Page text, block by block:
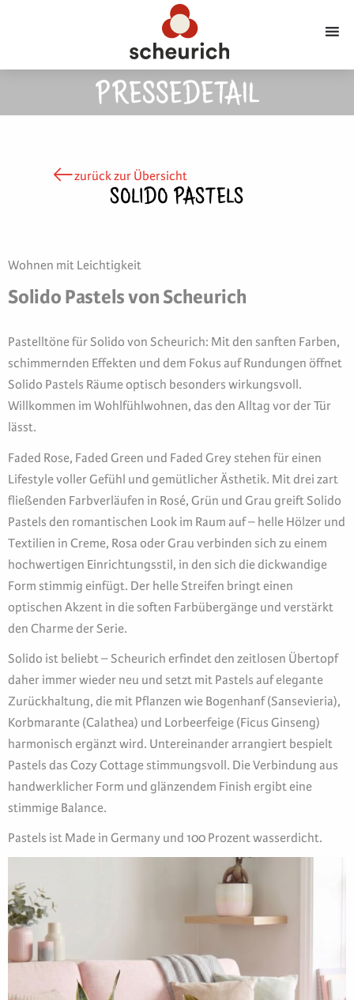
PRESSEDETAIL
zurück zur Übersicht
SOLIDO PASTELS
Wohnen mit Leichtigkeit
Solido Pastels von Scheurich
Pastelltöne für Solido von Scheurich: Mit den sanften Farben,
schimmernden Effekten und dem Fokus auf Rundungen öffnet
Solido Pastels Räume optisch besonders wirkungsvoll.
Willkommen im Wohlfühlwohnen, das den Alltag vor der Tür
lässt.
Faded Rose, Faded Green und Faded Grey stehen für einen
Lifestyle voller Gefühl und gemütlicher Ästhetik. Mit drei zart
fließenden Farbverläufen in Rosé, Grün und Grau greift Solido
Pastels den romantischen Look im Raum auf – helle Hölzer und
Textilien in Creme, Rosa oder Grau verbinden sich zu einem
hochwertigen Einrichtungsstil, in den sich die dickwandige
Form stimmig einfügt. Der helle Streifen bringt einen
optischen Akzent in die soften Farbübergänge und verstärkt
den Charme der Serie.
Solido ist beliebt – Scheurich erfindet den zeitlosen Übertopf
daher immer wieder neu und setzt mit Pastels auf elegante
Zurückhaltung, die mit Pflanzen wie Bogenhanf (Sansevieria),
Korbmarante (Calathea) und Lorbeerfeige (Ficus Ginseng)
harmonisch ergänzt wird. Untereinander arrangiert bespielt
Pastels das Cozy Cottage stimmungsvoll. Die Verbindung aus
handwerklicher Form und glänzendem Finish ergibt eine
stimmige Balance.
Pastels ist Made in Germany und 100 Prozent wasserdicht.